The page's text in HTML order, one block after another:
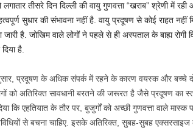
तीसरे दिन दिल्ली की वायु गुणवत्ता “खराब” श्रेणी में
सुधार की संभावना नहीं है. वायु प्रदूषण से कोई राहत
जारी है. जोखिम वाले लोगों ने पहले से ही अस्पताल के बाह्य
है.
प्रदूषण के अधिक संपर्क में रहने के कारण वयस्क और बच्चे
को अतिरिक्त सावधानी बरतने की जरूरत है जैसे प्रदूषण का
कि एहतियात के तौर पर, बुजुर्गों को अच्छी गुणवत्ता वाले
से बचना चाहिए. इसके अतिरिक्त, सुबह-सुबह